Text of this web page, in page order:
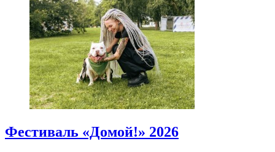
Фестиваль «Домой!» 2026